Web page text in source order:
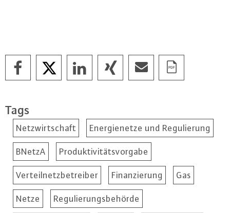
Tags
Netzwirtschaft Energienetze und Regulierung
BNetzA Produktivitätsvorgabe
Verteilnetzbetreiber Finanzierung Gas
Netze Regulierungsbehörde